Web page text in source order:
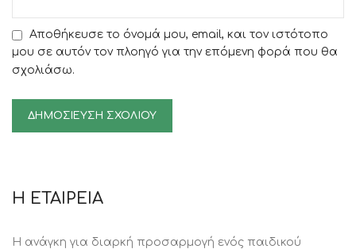
Αποθήκευσε το όνομά μου, email, και τον ιστότοπο
μου σε αυτόν τον πλοηγό για την επόμενη φορά που θα
σχολιάσω.
Η ΕΤΑΙΡΕΙΑ
Η ανάγκη για διαρκή προσαρμογή ενός παιδικού